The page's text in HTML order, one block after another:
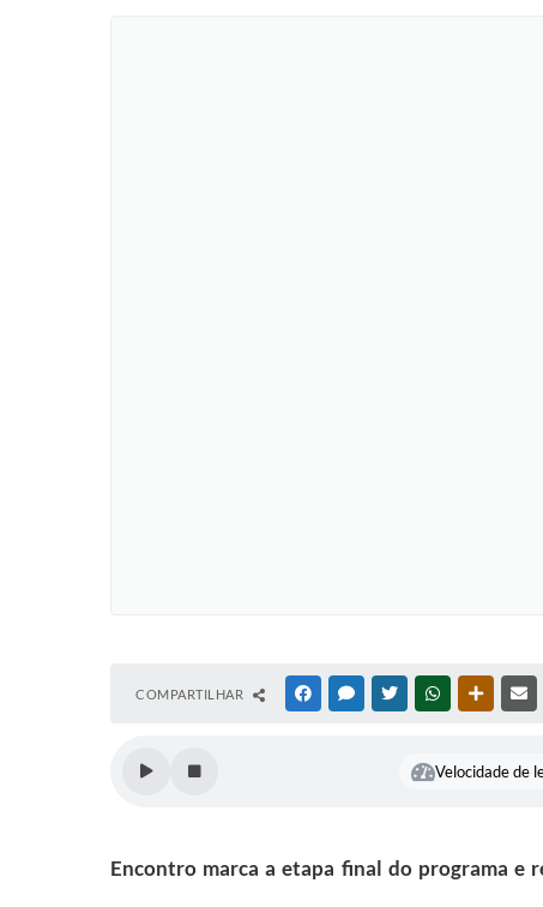
COMPARTILHAR FACEBOOKMESSENGER
TWITTERWHATSAPPOUTRAS
Velocidade de
Encontro marca a etapa final do programa e